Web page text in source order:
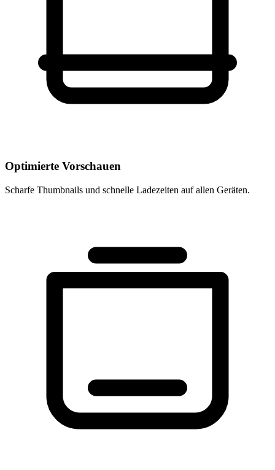
Optimierte Vorschauen
Scharfe Thumbnails und schnelle Ladezeiten auf allen Geräten.